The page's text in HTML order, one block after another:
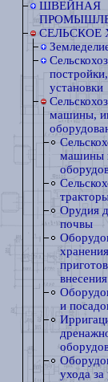
ШВЕЙНАЯ
СЕЛЬСКОЕ
установки
машины,
машины
Орудия
почвы
и
ухода